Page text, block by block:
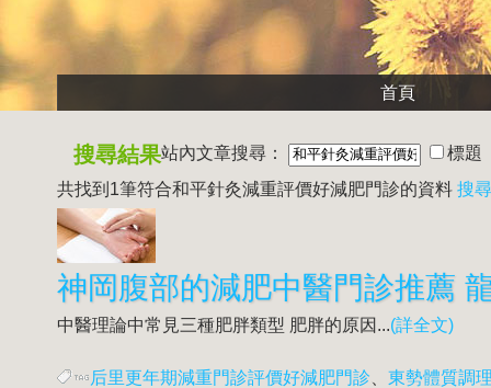
首頁
搜尋結果站內文章搜尋：
標題
共找到1筆符合和平針灸減重評價好減肥門診的資料 搜
中醫理論中常見三種肥胖類型 肥胖的原因...(詳全文)
后里更年期減重門診評價好減肥門診
東勢體質調